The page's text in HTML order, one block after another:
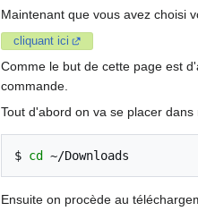
Maintenant que vous avez choisi
cliquant ici
Comme le but de cette page est
commande.
Tout d'abord on va se placer
$ cd
Ensuite on procède au